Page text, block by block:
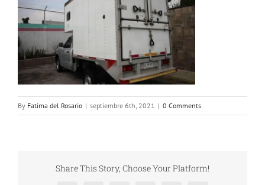
By Fatima del Rosario | septiembre 6th, 2021 | 0 Comments
Share This Story, Choose Your Platform!